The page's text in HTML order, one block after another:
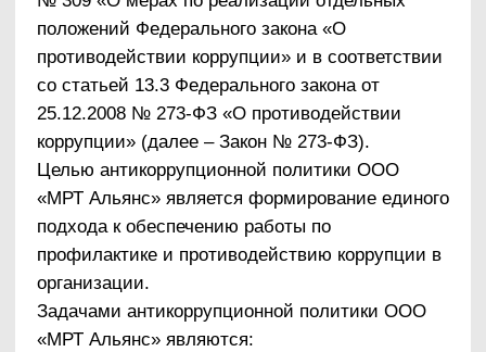
деяний от имени или в интересах
юридического лица (п. 1 ст. 1 Закона № 273-
Противодействие коррупции– деятельность
федеральных органов государственной власти,
органов государственной власти субъектов РФ,
гражданского общества, организаций и
физических лиц в пределах их полномочий (п.
2 ст. 1 Закона № 273-ФЗ):
а) по предупреждению коррупции, в том числе
по выявлению и последующему устранению
причин коррупции (профилактика коррупции);
пресечению, раскрытию и расследованию
коррупционных правонарушений (борьба с
коррупцией);